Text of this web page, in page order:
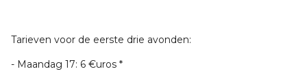
Tarieven voor de eerste drie avonden:
- Maandag 17: 6 €uros *